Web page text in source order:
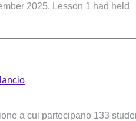
2025. Lesson 1 had held
a cui partecipano 133